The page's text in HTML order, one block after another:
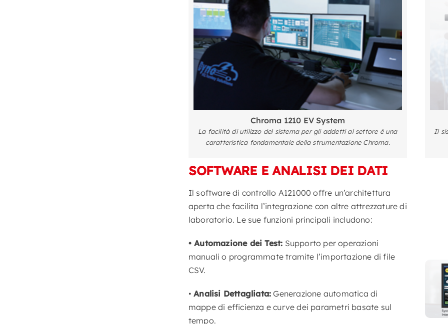
Chroma 1210 EV System
La facilità di utilizzo del sistema per gli addetti al settore è una
caratteristica fondamentale della strumentazione Chroma.
Il
SOFTWARE E ANALISI DEI DATI
Il software di controllo A121000 offre un’architettura
aperta che facilita l’integrazione con altre attrezzature di
laboratorio. Le sue funzioni principali includono:
• Automazione dei Test: Supporto per operazioni
manuali o programmate tramite l’importazione di file
CSV.
•Analisi Dettagliata: Generazione automatica di
mappe di efficienza e curve dei parametri basate sul
tempo.